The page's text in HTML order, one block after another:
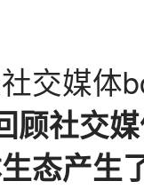
交媒体
社交
态产生